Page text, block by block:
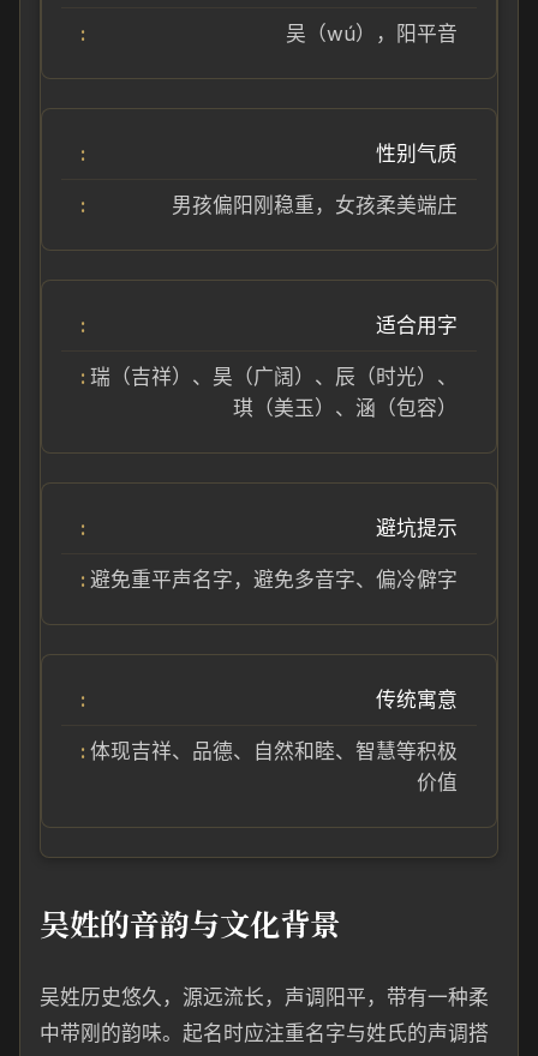
吴（wú），阳平音
性别气质
男孩偏阳刚稳重，女孩柔美端庄
适合用字
瑞（吉祥）、昊（广阔）、辰（时光）、
琪（美玉）、涵（包容）
避坑提示
避免重平声名字，避免多音字、偏冷僻字
传统寓意
体现吉祥、品德、自然和睦、智慧等积极
价值
吴姓的音韵与文化背景
吴姓历史悠久，源远流长，声调阳平，带有一种柔
中带刚的韵味。起名时应注重名字与姓氏的声调搭